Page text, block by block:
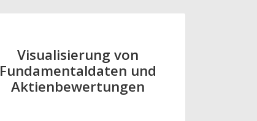
Visualisierung von
Fundamentaldaten und
Aktienbewertungen